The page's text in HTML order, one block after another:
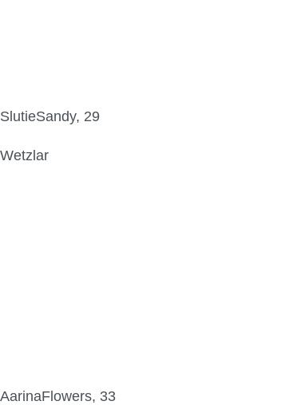
SlutieSandy, 29
Wetzlar
AarinaFlowers, 33